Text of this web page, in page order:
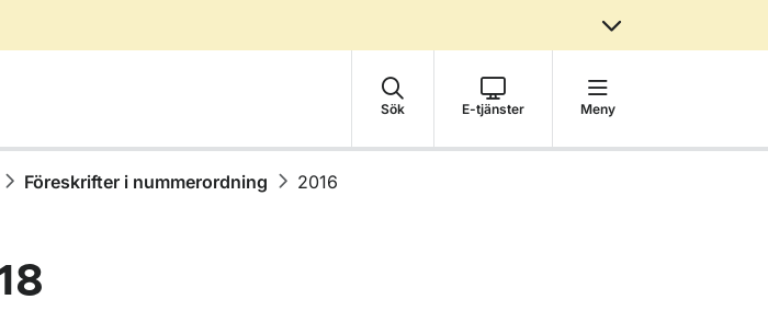
Sök E-tjänster Meny
Föreskrifter i nummerordning 2016